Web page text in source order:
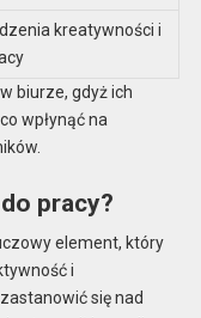
kreatywności i
biurze, gdyż ich
wpłynąć na
pracy?
element, który
i
się nad